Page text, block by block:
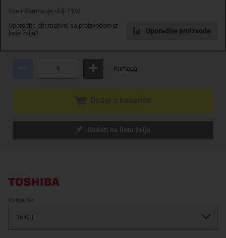
Sve informacije uklj. PDV
Uporedite alternativni sa proizvodom iz
liste želja?
Uporedite proizvode
Cijena na upit
0.00 KM
Komada
Dodati na listu želja
Varijante